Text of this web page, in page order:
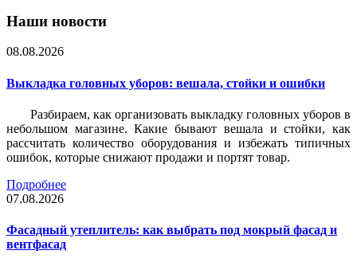
Наши новости
08.08.2026
Выкладка головных уборов: вешала, стойки и ошибки
Разбираем, как организовать выкладку головных уборов в
небольшом магазине. Какие бывают вешала и стойки, как
рассчитать количество оборудования и избежать типичных
ошибок, которые снижают продажи и портят товар.
Подробнее
07.08.2026
Фасадный утеплитель: как выбрать под мокрый фасад и
вентфасад